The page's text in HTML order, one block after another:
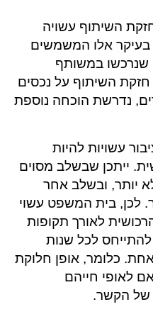
השיתוף עשויה
אלו המשמשים
שנרכשו במשותף
השיתוף על נכסים
נדרשת הוכחה נוספת
עשויות להיות
ייתכן שבשלב מסוים
יותר, ובשלב אחר
לכן, בית המשפט עשוי
לאורך תקופות
לכל שנות
כלומר, אופן חלוקת
לאופי חייהם
של הקשר.